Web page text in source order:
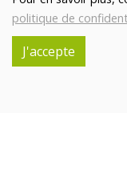
politique de
J'accepte